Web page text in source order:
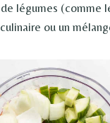
légumes (comme
ou un